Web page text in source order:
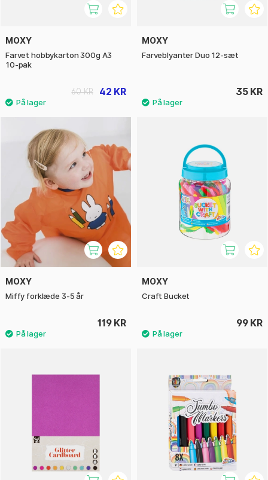
MOXY
Farvet hobbykarton 300g A3
10-pak
42 KR
60 KR
MOXY
Farveblyanter Duo 12-sæt
35 KR
MOXY
Miffy forklæde 3-5 år
119 KR
MOXY
Craft Bucket
99 KR